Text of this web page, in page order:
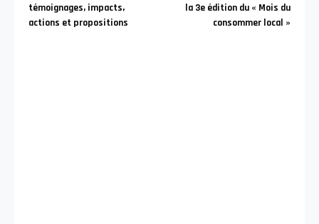
témoignages, impacts,
actions et propositions
la 3e édition du « Mois du
consommer local »